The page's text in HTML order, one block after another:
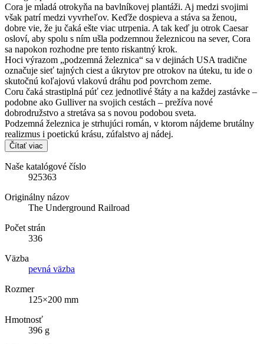
Cora je mladá otrokyňa na bavlníkovej plantáži. Aj medzi svojimi
však patrí medzi vyvrheľov. Keďže dospieva a stáva sa ženou,
dobre vie, že ju čaká ešte viac utrpenia. A tak keď ju otrok Caesar
osloví, aby spolu s ním ušla podzemnou železnicou na sever, Cora
sa napokon rozhodne pre tento riskantný krok.
Hoci výrazom „podzemná železnica“ sa v dejinách USA tradične
označuje sieť tajných ciest a úkrytov pre otrokov na úteku, tu ide o
skutočnú koľajovú vlakovú dráhu pod povrchom zeme.
Coru čaká strastiplná púť cez jednotlivé štáty a na každej zastávke –
podobne ako Gulliver na svojich cestách – prežíva nové
dobrodružstvo a stretáva sa s novou podobou sveta.
Podzemná železnica je strhujúci román, v ktorom nájdeme brutálny
realizmus i poetickú krásu, zúfalstvo aj nádej.
Čítať viac
Naše katalógové číslo
925363
Originálny názov
The Underground Railroad
Počet strán
336
Väzba
pevná väzba
Rozmer
125×200 mm
Hmotnosť
396 g